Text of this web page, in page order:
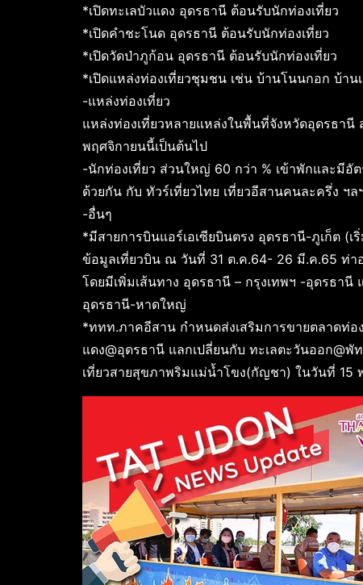
*เปิดทะเลบัวแดง อุดรธานี ต้อนรับนักท่องเที่ยว
*เปิดคำชะโนด อุดรธานี ต้อนรับนักท่องเที่ยว
*เปิดวัดป่าภูก้อน อุดรธานี ต้อนรับนักท่องเที่ยว
*เปิดแหล่งท่องเที่ยวชุมชน เช่น บ้านโนนกอก บ้าน
-แหล่งท่องเที่ยว
แหล่งท่องเที่ยวหลายแหล่งในพื้นที่จังหวัดอุดรธานี
พฤศจิกายนนี้เป็นต้นไป
-นักท่องเที่ยว ส่วนใหญ่ 60 กว่า % เข้าพักและมีอัต
ด้วยกัน กับ ทัวร์เที่ยวไทย เที่ยวอีสานคนละครึ่ง ฯล
-อื่นๆ
*มีสายการบินแอร์เอเซียบินตรง อุดรธานี-ภูเก็ต (
ข้อมูลเที่ยวบิน ณ วันที่ 31 ต.ค.64- 26 มี.ค.65 ท่า
โดยมีเพิ่มเส้นทาง อุดรธานี – กรุงเทพฯ -อุดรธา
อุดรธานี-หาดใหญ่
*ททท.ภาคอีสาน กำหนดส่งเสริมการขายตลาดท่อ
แดง@อุดรธานี แลกเปลี่ยนกับ ทะเลตะวันออก@
เที่ยวสายสุขภาพริมแม่น้ำโขง(กัญชา) ในวันที่ 15